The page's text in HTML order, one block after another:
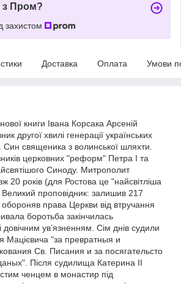
з Пром?
захистом
Доставка Оплата Умови
книги Івана Корсака Арсеній
другої хвилі генерації українських
Син священика з волинської шляхти.
церковних "реформ" Петра I та
Синоду. Митрополит
20 років (для Ростова це "найсвітліша
Великий проповідник: залишив 217
права Церкви від втручання
боротьба закінчилась
ув’язненням. Сім днів судили
Мацієвича "за превратныя и
Св. Писания и за посягательсто
Після судилища Катерина II
ченцем в монастир під